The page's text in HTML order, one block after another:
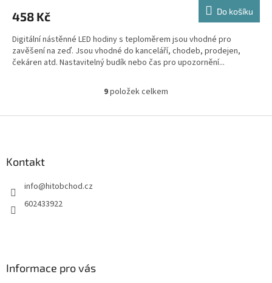
458 Kč Do košíku
Digitální nástěnné LED hodiny s teploměrem jsou vhodné pro
zavěšení na zeď. Jsou vhodné do kanceláří, chodeb, prodejen,
čekáren atd. Nastavitelný budík nebo čas pro upozornění...
O
l
9položek celkem
Kontakt
info@hitobchod.cz
602433922
Informace pro vás